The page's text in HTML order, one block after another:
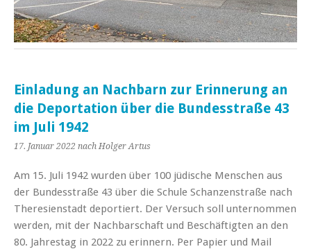
Einladung an Nachbarn zur Erinnerung an
die Deportation über die Bundesstraße 43
im Juli 1942
17. Januar 2022 nach Holger Artus
Am 15. Juli 1942 wurden über 100 jüdische Menschen aus
der Bundesstraße 43 über die Schule Schanzenstraße nach
Theresienstadt deportiert. Der Versuch soll unternommen
werden, mit der Nachbarschaft und Beschäftigten an den
80. Jahrestag in 2022 zu erinnern. Per Papier und Mail